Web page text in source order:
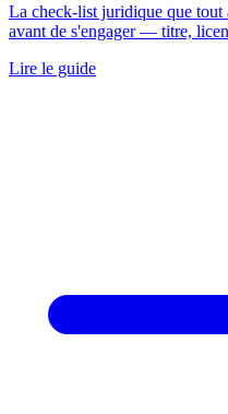
La check-list juridique que tout
avant de s'engager — titre,
Lire le guide